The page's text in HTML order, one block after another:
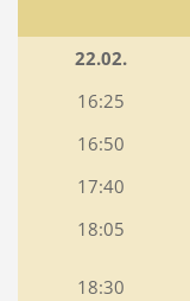
22.02.
16:25
16:50
17:40
18:05
18:30